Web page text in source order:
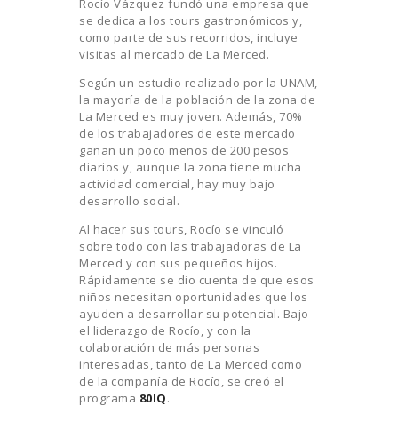
Rocío Vázquez fundó una empresa que
se dedica a los tours gastronómicos y,
como parte de sus recorridos, incluye
visitas al mercado de La Merced.
Según un estudio realizado por la UNAM,
la mayoría de la población de la zona de
La Merced es muy joven. Además, 70%
de los trabajadores de este mercado
ganan un poco menos de 200 pesos
diarios y, aunque la zona tiene mucha
actividad comercial, hay muy bajo
desarrollo social.
Al hacer sus tours, Rocío se vinculó
sobre todo con las trabajadoras de La
Merced y con sus pequeños hijos.
Rápidamente se dio cuenta de que esos
niños necesitan oportunidades que los
ayuden a desarrollar su potencial. Bajo
el liderazgo de Rocío, y con la
colaboración de más personas
interesadas, tanto de La Merced como
de la compañía de Rocío, se creó el
programa 80IQ.